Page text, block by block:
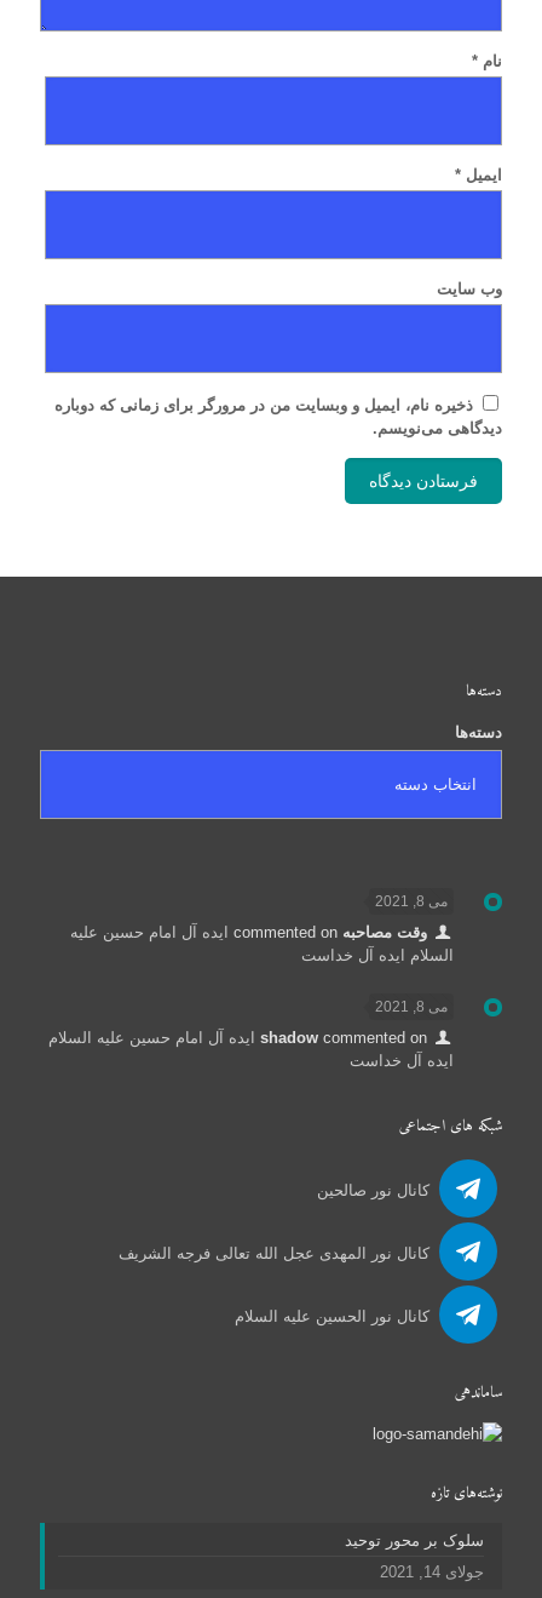
نام *
ایمیل *
وب‌ سایت
ذخیره نام، ایمیل و وبسایت من در مرورگر برای زمانی که دوباره
دیدگاهی می‌نویسم.
دسته‌ها
دسته‌ها
می 8, 2021
وقت مصاحبه commented on
ایده آل امام حسین علیه
السلام ایده آل خداست
می 8, 2021
shadowcommented on
ایده آل امام حسین علیه السلام
ایده آل خداست
شبکه های اجتماعی
کانال نور صالحین
کانال نور المهدی عجل الله تعالی فرجه الشریف
کانال نور الحسین علیه السلام
ساماندهی
نوشته‌های تازه
سلوک بر محور توحید
جولای 14, 2021